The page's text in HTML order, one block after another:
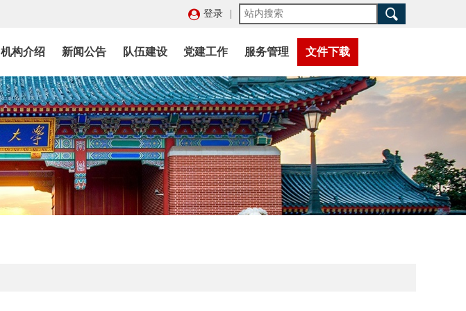
登录
机构介绍 新闻公告 队伍建设 党建工作 服务管理 文件下载